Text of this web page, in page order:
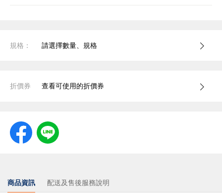
規格： 請選擇數量、規格
折價券 查看可使用的折價券
商品資訊 配送及售後服務說明